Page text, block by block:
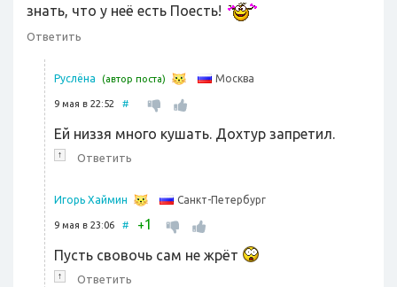
знать, что у неё есть Поесть!
Ответить
Руслёна (автор поста) Москва
9 мая в 22:52 #
Ей низзя много кушать. Дохтур запретил.
↑ Ответить
Игорь Хаймин Санкт-Петербург
9 мая в 23:06 # +1
Пусть свовочь сам не жрёт
↑ Ответить